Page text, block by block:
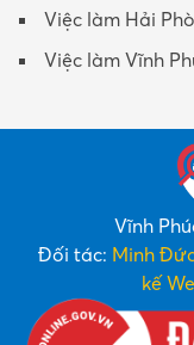
Việc làm Hải
Việc làm Vĩnh
Vĩnh
Đối tác: Minh
kế